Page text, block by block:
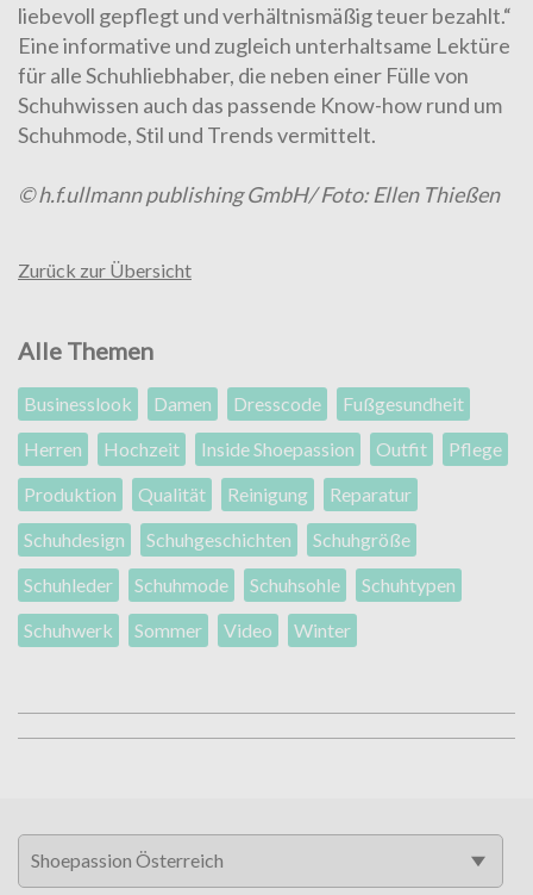
liebevoll gepflegt und verhältnismäßig teuer bezahlt.“
Eine informative und zugleich unterhaltsame Lektüre
für alle Schuhliebhaber, die neben einer Fülle von
Schuhwissen auch das passende Know-how rund um
Schuhmode, Stil und Trends vermittelt.
© h.f.ullmann publishing GmbH/ Foto: Ellen Thießen
Zurück zur Übersicht
Alle Themen
Businesslook Damen Dresscode
Fußgesundheit
Herren
Hochzeit Inside Shoepassion Outfit
Pflege
Produktion
Qualität Reinigung
Reparatur
Schuhdesign
Schuhgeschichten
Schuhgröße
Schuhleder
Schuhmode Schuhsohle
Schuhtypen
Schuhwerk
Sommer Video Winter